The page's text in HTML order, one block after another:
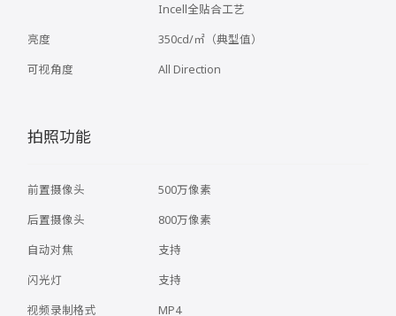
亮度
可视角度
Incell全贴合工艺
350cd/㎡（典型值）
All Direction
拍照功能
前置摄像头
后置摄像头
自动对焦
闪光灯
视频录制格式
500万像素
800万像素
支持
支持
MP4